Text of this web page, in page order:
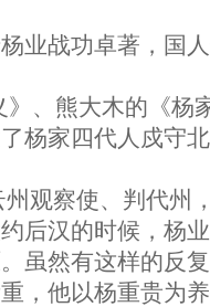
业战功卓著，国
、熊大木的《杨
杨家四代人戍守
州观察使、判代州
后汉的时候，杨
虽然有这样的反
，他以杨重贵为